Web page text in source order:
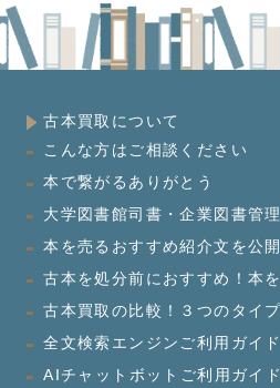
古本買取について
こんな方はご相談ください
本で繋がるありがとう
大学図書館司書・企業図書管
本を売るおすすめ紹介文を公開
古本を処分前におすすめ！本
古本買取の比較！３つのタイ
全文検索エンジンご利用ガイド
AIチャットボットご利用ガイド